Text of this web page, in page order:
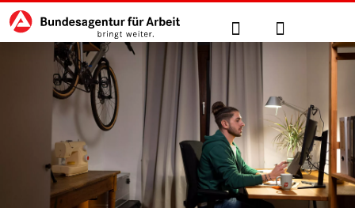
zu den Hauptinhalten springen
Hauptnavigation Suche Anmelden